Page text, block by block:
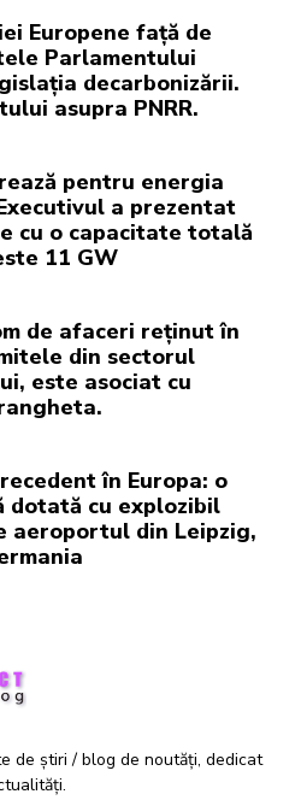
Europene față de
Parlamentului
decarbonizării.
asupra PNRR.
pentru energia
a prezentat
cu o capacitate totală
11 GW
de afaceri reținut în
din sectorul
este asociat cu
în Europa: o
dotată cu explozibil
aeroportul din Leipzig,
de știri / blog de noutăți, dedicat